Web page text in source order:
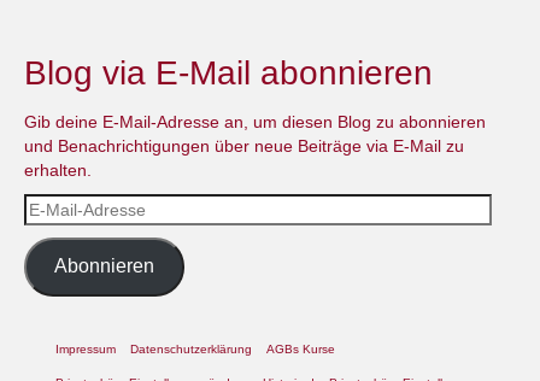
Blog via E-Mail abonnieren
Gib deine E-Mail-Adresse an, um diesen Blog zu abonnieren
und Benachrichtigungen über neue Beiträge via E-Mail zu
erhalten.
E-
Mail-
Adresse
Abonnieren
Impressum Datenschutzerklärung AGBs Kurse